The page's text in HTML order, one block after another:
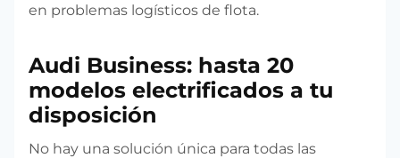
en problemas logísticos de flota.
Audi Business: hasta 20
modelos electrificados a tu
disposición
No hay una solución única para todas las